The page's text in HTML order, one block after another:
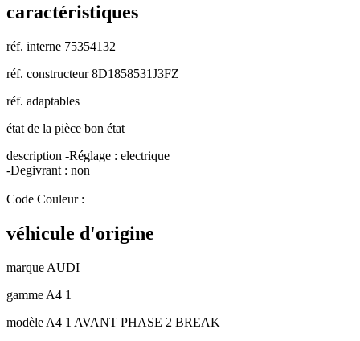
caractéristiques
réf. interne 75354132
réf. constructeur 8D1858531J3FZ
réf. adaptables
état de la pièce bon état
description -Réglage : electrique
-Degivrant : non
Code Couleur :
véhicule d'origine
marque AUDI
gamme A4 1
modèle A4 1 AVANT PHASE 2 BREAK